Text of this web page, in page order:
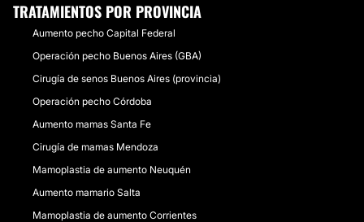
TRATAMIENTOS POR PROVINCIA
Aumento pecho Capital Federal
Operación pecho Buenos Aires (GBA)
Cirugía de senos Buenos Aires (provincia)
Operación pecho Córdoba
Aumento mamas Santa Fe
Cirugía de mamas Mendoza
Mamoplastia de aumento Neuquén
Aumento mamario Salta
Mamoplastia de aumento Corrientes